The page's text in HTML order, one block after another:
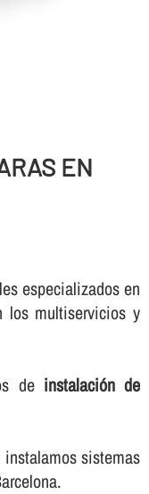
EN
especializados en
los multiservicios y
de instalación de
sistemas